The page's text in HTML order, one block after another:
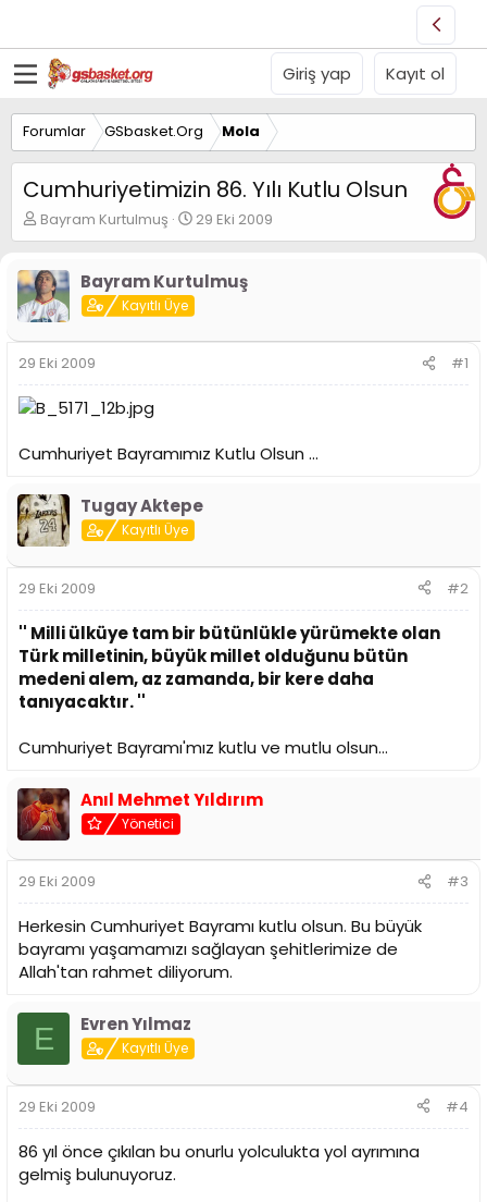
Giriş yap Kayıt ol
Forumlar GSbasket.Org Mola
Cumhuriyetimizin 86. Yılı Kutlu Olsun
K
o
u
y
u
B
a
ş
a
a
Bayram Kurtulmuş
B
a
l
g
i
29 Eki 2009
Bayram Kurtulmuş
Kayıtlı Üye
29 Eki 2009 #1
Cumhuriyet Bayramımız Kutlu Olsun ...
Tugay Aktepe
Kayıtlı Üye
29 Eki 2009 #2
'' Milli ülküye tam bir bütünlükle yürümekte olan
Türk milletinin, büyük millet olduğunu bütün
medeni alem, az zamanda, bir kere daha
tanıyacaktır. ''
Cumhuriyet Bayramı'mız kutlu ve mutlu olsun...
Anıl Mehmet Yıldırım
Yönetici
29 Eki 2009 #3
Herkesin Cumhuriyet Bayramı kutlu olsun. Bu büyük
bayramı yaşamamızı sağlayan şehitlerimize de
Allah'tan rahmet diliyorum.
E Evren Yılmaz
Kayıtlı Üye
29 Eki 2009 #4
86 yıl önce çıkılan bu onurlu yolculukta yol ayrımına
gelmiş bulunuyoruz.